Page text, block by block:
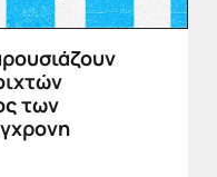
των